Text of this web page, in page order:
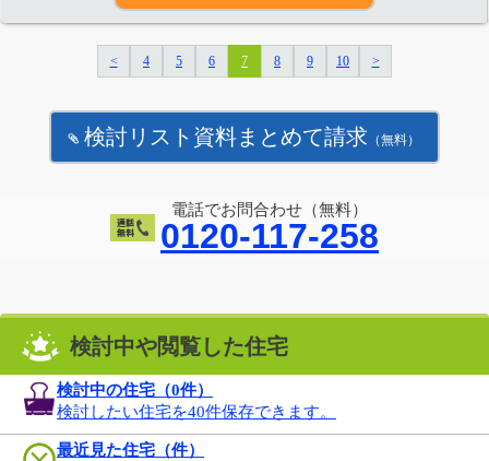
< 4 5 6 7 8 9 10 >
検討リスト資料まとめて請求 （無料）
電話でお問合わせ（無料）
0120-117-258
検討中や閲覧した住宅
検討中の住宅（0件）
検討したい住宅を40件保存できます。
最近見た住宅（件）